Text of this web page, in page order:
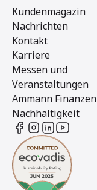
Kundenmagazin
Nachrichten
Kontakt
Karriere
Messen und
Veranstaltungen
Ammann Finanzen
Nachhaltigkeit